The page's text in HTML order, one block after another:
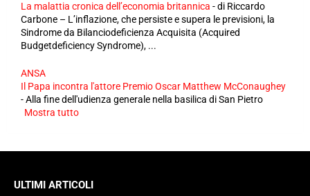
La malattia cronica dell’economia britannica -di Riccardo
Carbone – L’inflazione, che persiste e supera le previsioni, la
Sindrome da Bilanciodeficienza Acquisita (Acquired
Budgetdeficiency Syndrome), ...
ANSA
Il Papa incontra l'attore Premio Oscar Matthew McConaughey
-Alla fine dell'udienza generale nella basilica di San Pietro
Mostra tutto
ULTIMI ARTICOLI